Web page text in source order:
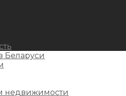
Беларуси
недвижимости